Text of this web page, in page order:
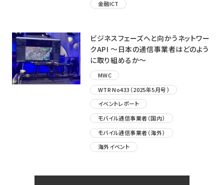
金融ICT
ビジネスフェーズへと向かうネットワー
クAPI ～日本の通信事業者はどのよう
に取り組めるか～
MWC
WTR No433（2025年5月号）
イベントレポート
モバイル通信事業者（国内）
モバイル通信事業者（海外）
海外イベント